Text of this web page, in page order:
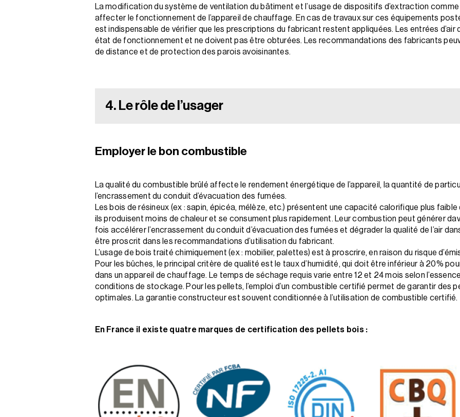
La modification du système de ventilation du bâtiment et l’usage de dispositifs d’extraction
affecter le fonctionnement de l’appareil de chauffage. En cas de travaux sur ces équipements
est indispensable de vérifier que les prescriptions du fabricant restent appliquées. Les entrées
état de fonctionnement et ne doivent pas être obturées. Les recommandations des fabricants
de distance et de protection des parois avoisinantes.
4. Le rôle de l’usager
Employer le bon combustible
La qualité du combustible brûlé affecte le rendement énergétique de l’appareil, la quantité de
l’encrassement du conduit d’évacuation des fumées.
Les bois de résineux (ex : sapin, épicéa, mélèze, etc.) présentent une capacité calorifique plus faible
ils produisent moins de chaleur et se consument plus rapidement. Leur combustion peut générer
fois accélérer l’encrassement du conduit d’évacuation des fumées et dégrader la qualité de l’air
être proscrit dans les recommandations d’utilisation du fabricant.
L’usage de bois traité chimiquement (ex : mobilier, palettes) est à proscrire, en raison du risque
Pour les bûches, le principal critère de qualité est le taux d’humidité, qui doit être inférieur à 20%
dans un appareil de chauffage. Le temps de séchage requis varie entre 12 et 24 mois selon
conditions de stockage. Pour les pellets, l’emploi d’un combustible certifié permet de garantir des
optimales. La garantie constructeur est souvent conditionnée à l’utilisation de combustible certifié.
En France il existe quatre marques de certification des pellets bois :